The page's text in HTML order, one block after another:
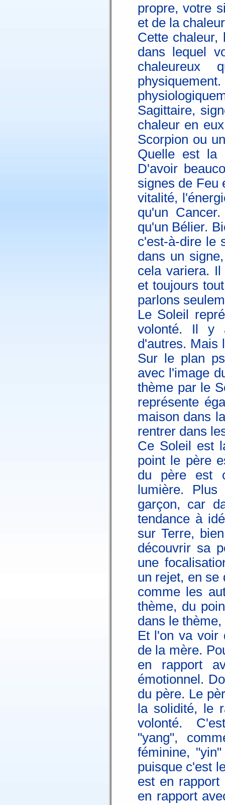
propre, votre
et de la
Cette chaleur,
dans lequel
chaleureux
Sagittaire,
chaleur en
Scorpion ou
Quelle est la
D'avoir
signes de Feu
vitalité,
qu'un
qu'un Bélier.
c'est-à-dire le
dans un
cela variera.
et toujours
parlons
Le Soleil
volonté. Il y
d'autres. Mais
Sur le plan
avec l'image
thème par le
représente
maison dans
rentrer dans
Ce Soleil est
point le père
du père est
lumière.
garçon, car
tendance à
sur Terre,
découvrir sa
une
un rejet, en se
comme les
thème, du
dans le
Et l'on va voir
de la mère.
en rapport
émotionnel.
du père. Le
la solidité, le
volonté.
"yang",
féminine,
puisque c'est
est en
en rapport